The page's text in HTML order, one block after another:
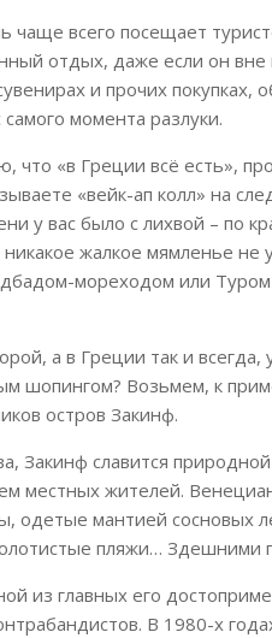
чаще всего посещает
отдых, даже если он вне
и прочих
момента разлуки.
«в Греции всё есть»,
«вейк-ап колл» на
у вас было с лихвой – по
жалкое мямленье не
мореходом или
а в Греции так и
шопингом? Возьмем, к
остров Закинф.
Закинф славится
местных жителей.
одетые мантией сосновых
пляжи… Здешними
из главных его
В 1980-х